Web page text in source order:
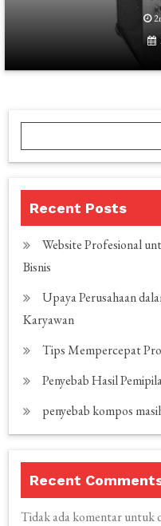
Recent Posts
Website Profesional
Bisnis
Upaya Perusahaan
Karyawan
Tips Mempercepat
Penyebab Hasil
penyebab kompos
Recent
Tidak ada komentar untuk